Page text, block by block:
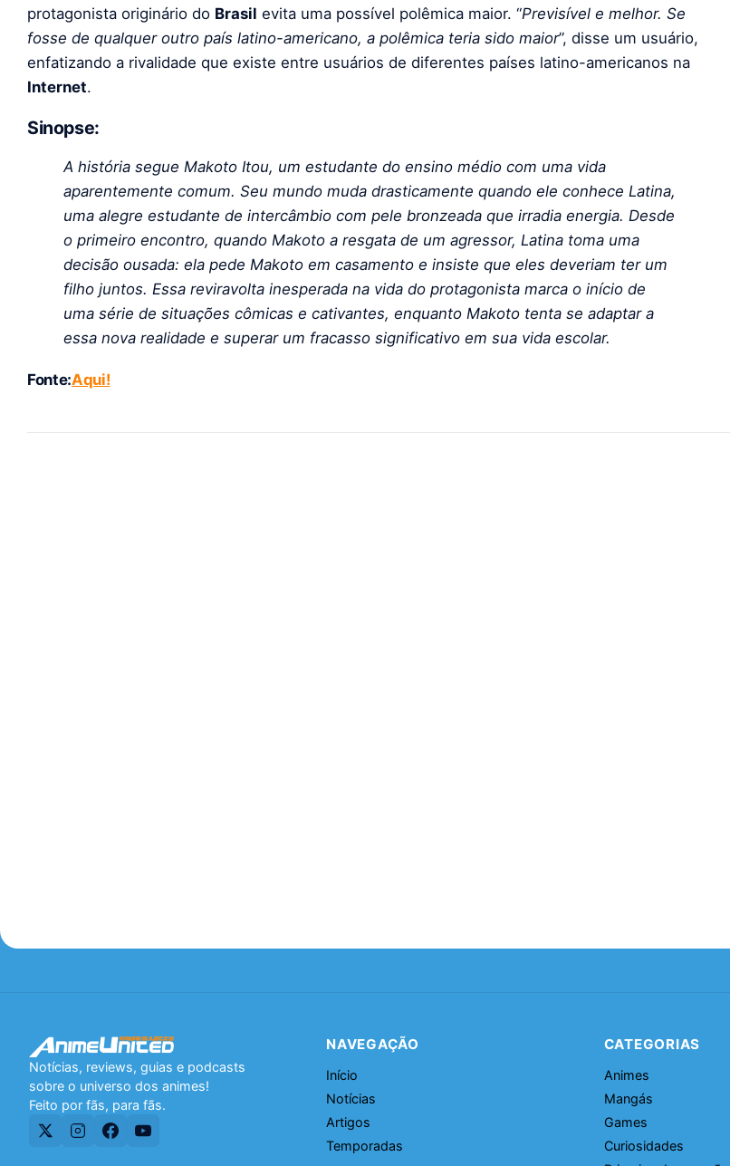
protagonista originário do Brasil evita uma possível polêmica maior. “Previsível e melhor. Se
fosse de qualquer outro país latino-americano, a polêmica teria sido maior”, disse um usuário,
enfatizando a rivalidade que existe entre usuários de diferentes países latino-americanos na
Internet.
Sinopse:
A história segue Makoto Itou, um estudante do ensino médio com uma vida
aparentemente comum. Seu mundo muda drasticamente quando ele conhece Latina,
uma alegre estudante de intercâmbio com pele bronzeada que irradia energia. Desde
o primeiro encontro, quando Makoto a resgata de um agressor, Latina toma uma
decisão ousada: ela pede Makoto em casamento e insiste que eles deveriam ter um
filho juntos. Essa reviravolta inesperada na vida do protagonista marca o início de
uma série de situações cômicas e cativantes, enquanto Makoto tenta se adaptar a
essa nova realidade e superar um fracasso significativo em sua vida escolar.
Fonte:Aqui!
Notícias, reviews, guias e podcasts
sobre o universo dos animes!
Feito por fãs, para fãs.
NAVEGAÇÃO
Início
Notícias
Artigos
Temporadas
CATEGORIAS
Animes
Mangás
Games
Curiosidades